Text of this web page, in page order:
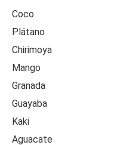
Coco
Plátano
Chirimoya
Mango
Granada
Guayaba
Kaki
Aguacate